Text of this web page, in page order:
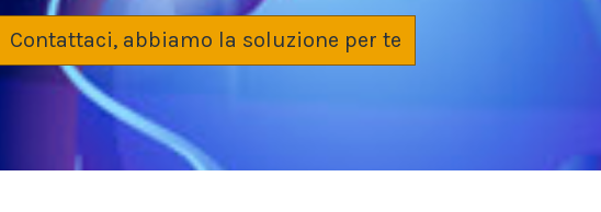
Contattaci, abbiamo la soluzione per te